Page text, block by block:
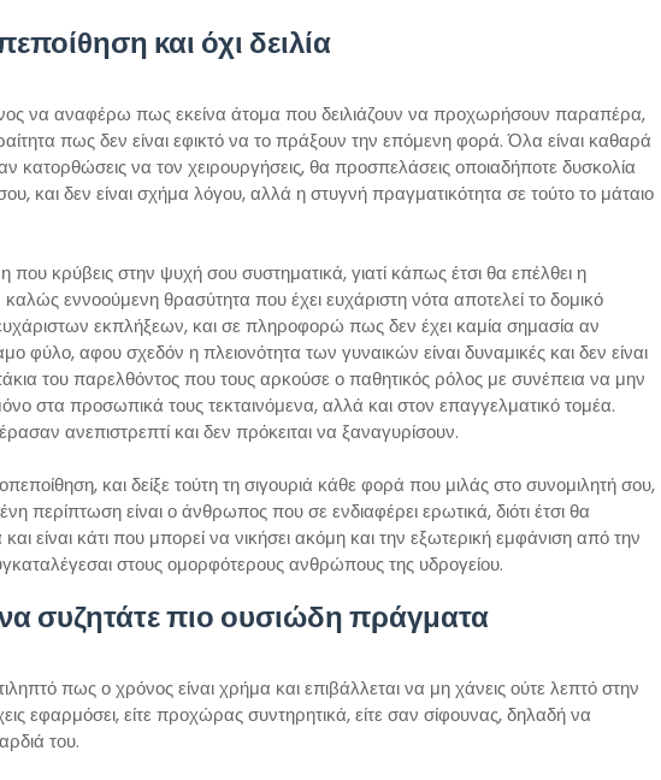
και όχι δειλία
να αναφέρω πως εκείνα άτομα που δειλιάζουν να προχωρήσουν παραπέρα,
πως δεν είναι εφικτό να το πράξουν την επόμενη φορά. Όλα είναι καθαρά
κατορθώσεις να τον χειρουργήσεις, θα προσπελάσεις οποιαδήποτε δυσκολία
και δεν είναι σχήμα λόγου, αλλά η στυγνή πραγματικότητα σε τούτο το μάταιο
που κρύβεις στην ψυχή σου συστηματικά, γιατί κάπως έτσι θα επέλθει η
εννοούμενη θρασύτητα που έχει ευχάριστη νότα αποτελεί το δομικό
εκπλήξεων, και σε πληροφορώ πως δεν έχει καμία σημασία αν
φύλο, αφου σχεδόν η πλειονότητα των γυναικών είναι δυναμικές και δεν είναι
του παρελθόντος που τους αρκούσε ο παθητικός ρόλος με συνέπεια να μην
στα προσωπικά τους τεκταινόμενα, αλλά και στον επαγγελματικό τομέα.
ανεπιστρεπτί και δεν πρόκειται να ξαναγυρίσουν.
και δείξε τούτη τη σιγουριά κάθε φορά που μιλάς στο συνομιλητή σου,
περίπτωση είναι ο άνθρωπος που σε ενδιαφέρει ερωτικά, διότι έτσι θα
και είναι κάτι που μπορεί να νικήσει ακόμη και την εξωτερική εμφάνιση από την
στους ομορφότερους ανθρώπους της υδρογείου.
συζητάτε πιο ουσιώδη πράγματα
πως ο χρόνος είναι χρήμα και επιβάλλεται να μη χάνεις ούτε λεπτό στην
εφαρμόσει, είτε προχώρας συντηρητικά, είτε σαν σίφουνας, δηλαδή να
του.